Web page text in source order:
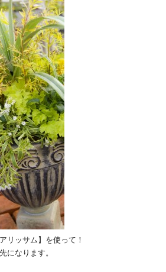
リッサム】を使って！
になります。